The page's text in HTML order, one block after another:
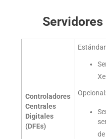
Controladores
Centrales
Digitales
(DFEs)
Opcional: